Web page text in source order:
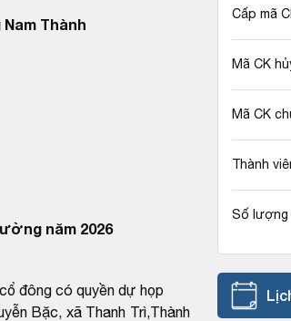
Thành
năm 2026
đông có quyền dự họp
Bặc, xã Thanh Trì,Thành
Cấp mã
Mã CK
Mã CK
Thành
Số lượng